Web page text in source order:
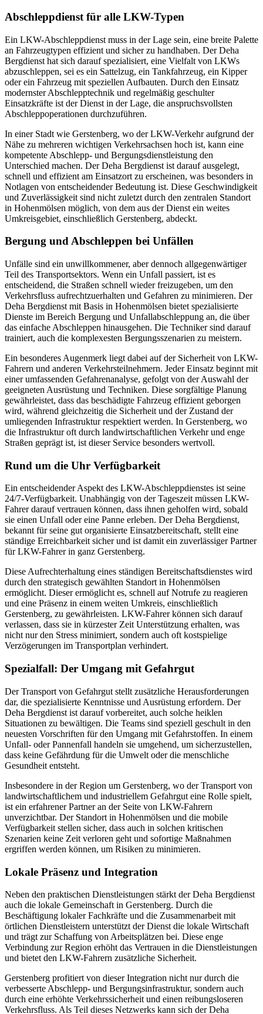
Abschleppdienst für alle LKW-Typen
Ein LKW-Abschleppdienst muss in der Lage sein, eine breite Palette
an Fahrzeugtypen effizient und sicher zu handhaben. Der Deha
Bergdienst hat sich darauf spezialisiert, eine Vielfalt von LKWs
abzuschleppen, sei es ein Sattelzug, ein Tankfahrzeug, ein Kipper
oder ein Fahrzeug mit speziellen Aufbauten. Durch den Einsatz
modernster Abschlepptechnik und regelmäßig geschulter
Einsatzkräfte ist der Dienst in der Lage, die anspruchsvollsten
Abschleppoperationen durchzuführen.
In einer Stadt wie Gerstenberg, wo der LKW-Verkehr aufgrund der
Nähe zu mehreren wichtigen Verkehrsachsen hoch ist, kann eine
kompetente Abschlepp- und Bergungsdienstleistung den
Unterschied machen. Der Deha Bergdienst ist darauf ausgelegt,
schnell und effizient am Einsatzort zu erscheinen, was besonders in
Notlagen von entscheidender Bedeutung ist. Diese Geschwindigkeit
und Zuverlässigkeit sind nicht zuletzt durch den zentralen Standort
in Hohenmölsen möglich, von dem aus der Dienst ein weites
Umkreisgebiet, einschließlich Gerstenberg, abdeckt.
Bergung und Abschleppen bei Unfällen
Unfälle sind ein unwillkommener, aber dennoch allgegenwärtiger
Teil des Transportsektors. Wenn ein Unfall passiert, ist es
entscheidend, die Straßen schnell wieder freizugeben, um den
Verkehrsfluss aufrechtzuerhalten und Gefahren zu minimieren. Der
Deha Bergdienst mit Basis in Hohenmölsen bietet spezialisierte
Dienste im Bereich Bergung und Unfallabschleppung an, die über
das einfache Abschleppen hinausgehen. Die Techniker sind darauf
trainiert, auch die komplexesten Bergungsszenarien zu meistern.
Ein besonderes Augenmerk liegt dabei auf der Sicherheit von LKW-
Fahrern und anderen Verkehrsteilnehmern. Jeder Einsatz beginnt mit
einer umfassenden Gefahrenanalyse, gefolgt von der Auswahl der
geeigneten Ausrüstung und Techniken. Diese sorgfältige Planung
gewährleistet, dass das beschädigte Fahrzeug effizient geborgen
wird, während gleichzeitig die Sicherheit und der Zustand der
umliegenden Infrastruktur respektiert werden. In Gerstenberg, wo
die Infrastruktur oft durch landwirtschaftlichen Verkehr und enge
Straßen geprägt ist, ist dieser Service besonders wertvoll.
Rund um die Uhr Verfügbarkeit
Ein entscheidender Aspekt des LKW-Abschleppdienstes ist seine
24/7-Verfügbarkeit. Unabhängig von der Tageszeit müssen LKW-
Fahrer darauf vertrauen können, dass ihnen geholfen wird, sobald
sie einen Unfall oder eine Panne erleben. Der Deha Bergdienst,
bekannt für seine gut organisierte Einsatzbereitschaft, stellt eine
ständige Erreichbarkeit sicher und ist damit ein zuverlässiger Partner
für LKW-Fahrer in ganz Gerstenberg.
Diese Aufrechterhaltung eines ständigen Bereitschaftsdienstes wird
durch den strategisch gewählten Standort in Hohenmölsen
ermöglicht. Dieser ermöglicht es, schnell auf Notrufe zu reagieren
und eine Präsenz in einem weiten Umkreis, einschließlich
Gerstenberg, zu gewährleisten. LKW-Fahrer können sich darauf
verlassen, dass sie in kürzester Zeit Unterstützung erhalten, was
nicht nur den Stress minimiert, sondern auch oft kostspielige
Verzögerungen im Transportplan verhindert.
Spezialfall: Der Umgang mit Gefahrgut
Der Transport von Gefahrgut stellt zusätzliche Herausforderungen
dar, die spezialisierte Kenntnisse und Ausrüstung erfordern. Der
Deha Bergdienst ist darauf vorbereitet, auch solche heiklen
Situationen zu bewältigen. Die Teams sind speziell geschult in den
neuesten Vorschriften für den Umgang mit Gefahrstoffen. In einem
Unfall- oder Pannenfall handeln sie umgehend, um sicherzustellen,
dass keine Gefährdung für die Umwelt oder die menschliche
Gesundheit entsteht.
Insbesondere in der Region um Gerstenberg, wo der Transport von
landwirtschaftlichem und industriellem Gefahrgut eine Rolle spielt,
ist ein erfahrener Partner an der Seite von LKW-Fahrern
unverzichtbar. Der Standort in Hohenmölsen und die mobile
Verfügbarkeit stellen sicher, dass auch in solchen kritischen
Szenarien keine Zeit verloren geht und sofortige Maßnahmen
ergriffen werden können, um Risiken zu minimieren.
Lokale Präsenz und Integration
Neben den praktischen Dienstleistungen stärkt der Deha Bergdienst
auch die lokale Gemeinschaft in Gerstenberg. Durch die
Beschäftigung lokaler Fachkräfte und die Zusammenarbeit mit
örtlichen Dienstleistern unterstützt der Dienst die lokale Wirtschaft
und trägt zur Schaffung von Arbeitsplätzen bei. Diese enge
Verbindung zur Region erhöht das Vertrauen in die Dienstleistungen
und bietet den LKW-Fahrern zusätzliche Sicherheit.
Gerstenberg profitiert von dieser Integration nicht nur durch die
verbesserte Abschlepp- und Bergungsinfrastruktur, sondern auch
durch eine erhöhte Verkehrssicherheit und einen reibungsloseren
Verkehrsfluss. Als Teil dieses Netzwerks kann sich der Deha